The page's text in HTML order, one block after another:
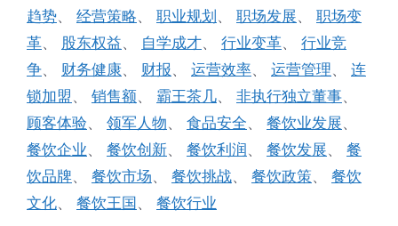
趋势、 经营策略、 职业规划 、 职场发展、 职场变
革、 股东权益、 自学成才、 行业变革、 行业竞
争、 财务健康、 财报、 运营效率、 运营管理、 连
锁加盟 、 销售额、 霸王茶几、 非执行独立董事、
顾客体验、 领军人物、 食品安全、 餐饮业发展、
餐饮企业、 餐饮创新、 餐饮利润、 餐饮发展、 餐
饮品牌、 餐饮市场、 餐饮挑战、 餐饮政策、 餐饮
文化、 餐饮王国 、 餐饮行业